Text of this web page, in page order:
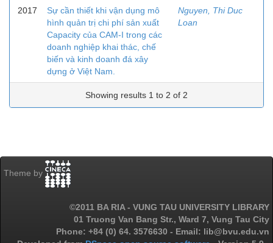
2017
Sự cần thiết khi vận dụng mô
hình quản trị chi phí sản xuất
Capacity của CAM-I trong các
doanh nghiệp khai thác, chế
biến và kinh doanh đá xây
dựng ở Việt Nam.
Nguyen, Thi Duc
Loan
Showing results 1 to 2 of 2
Theme by
©2011 BA RIA - VUNG TAU UNIVERSITY LIBRARY
01 Truong Van Bang Str., Ward 7, Vung Tau City
Phone: +84 (0) 64. 3576630 - Email: lib@bvu.edu.vn